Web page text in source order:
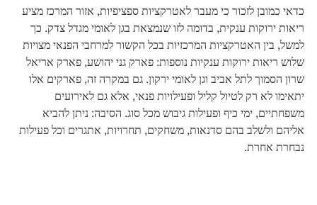
כדאי כמובן לזכור כי מעבר לאטרקציות ספציפיות, אזור המרכז מציע
ריאות ירוקות ענקית, בדומה לזו שנמצאת בגן לאומי מגדל צדק. כך
למשל, בין האטרקציות המרכזיות בכל הקשור למרחבי הפנאי מצויות
שלוש ריאות ירוקות ענקיות נוספות: פארק גני יהושע, פארק אריאל
שרון הסמוך לתל אביב וגן לאומי ירקון. גם במקרה זה, פארקים אלו
יתאימו לא רק לטיול קליל ופעילויות פנאי, אלא גם לאירועים
משפחתיים, ימי כיף ופעילות גיבוש מכל סוג. הסיבה: ניתן להביא
אליהם ולשלב בהם סדנאות, משחקים, תחרויות, אתגרים וכל פעילות
נבחרת אחרת.